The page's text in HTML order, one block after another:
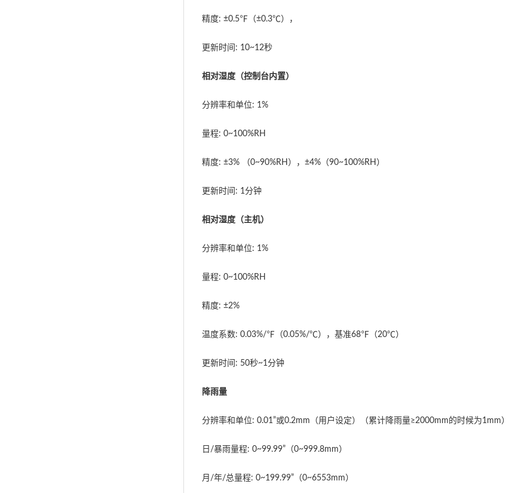
精度: ±0.5℉（±0.3℃），
更新时间: 10~12秒
相对湿度（控制台内置）
分辨率和单位: 1%
量程: 0~100%RH
精度: ±3% （0~90%RH），±4%（90~100%RH）
更新时间: 1分钟
相对湿度（主机）
分辨率和单位: 1%
量程: 0~100%RH
精度: ±2%
温度系数: 0.03%/℉（0.05%/℃），基准68℉（20℃）
更新时间: 50秒~1分钟
降雨量
分辨率和单位: 0.01”或0.2mm（用户设定）（累计降雨量≥2000mm的时候为1mm）
日/暴雨量程: 0~99.99”（0~999.8mm）
月/年/总量程: 0~199.99”（0~6553mm）